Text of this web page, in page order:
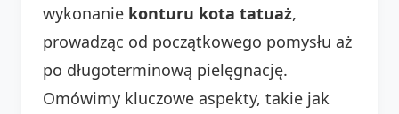
wykonanie konturu kota tatuaż,
prowadząc od początkowego pomysłu aż
po długoterminową pielęgnację.
Omówimy kluczowe aspekty, takie jak